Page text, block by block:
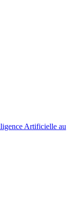
Artificielle au